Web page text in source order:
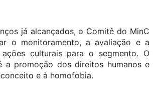
já alcançados, o Comitê do MinC
o monitoramento, a avaliação e a
culturais para o segmento. O
a promoção dos direitos humanos e
e à homofobia.